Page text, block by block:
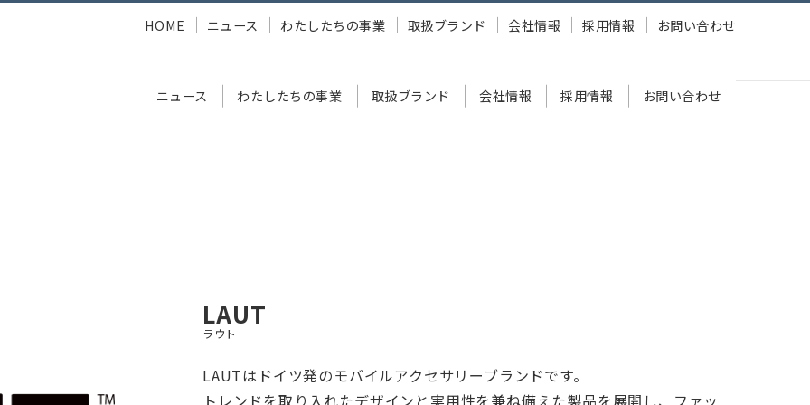
ニュース わたしたちの事業 取扱ブランド 会社情報 採用情報 お問い合わせ
HOME ニュース わたしたちの事業 取扱ブランド 会社情報 採用情報 お問い合わせ
LAUT
ラウト
LAUTはドイツ発のモバイルアクセサリーブランドです。
トレンドを取り入れたデザインと実用性を兼ね備えた製品を展開し、ファッ